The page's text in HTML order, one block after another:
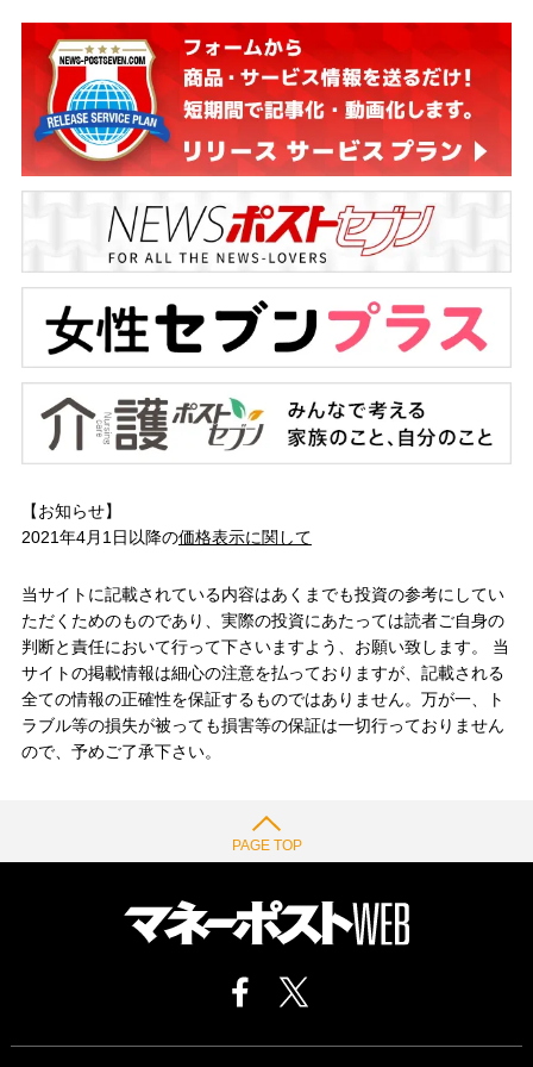
【お知らせ】
2021年4月1日以降の価格表示に関して
当サイトに記載されている内容はあくまでも投資の参考にしてい
ただくためのものであり、実際の投資にあたっては読者ご自身の
判断と責任において行って下さいますよう、お願い致します。 当
サイトの掲載情報は細心の注意を払っておりますが、記載される
全ての情報の正確性を保証するものではありません。万が一、ト
ラブル等の損失が被っても損害等の保証は一切行っておりません
ので、予めご了承下さい。
PAGE TOP